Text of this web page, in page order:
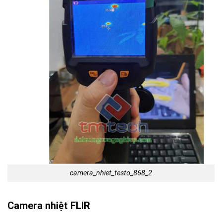
camera_nhiet_testo_868_2
Camera nhiệt FLIR